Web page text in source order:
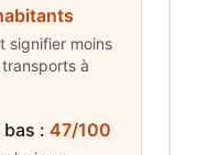
signifier moins
à
: 47/100